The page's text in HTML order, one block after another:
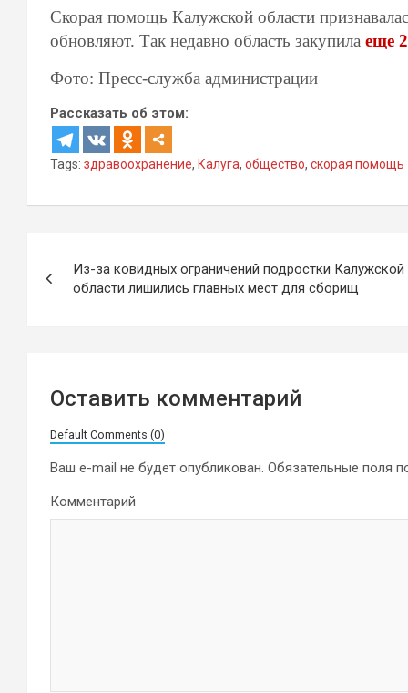
Скорая помощь Калужской области
обновляют. Так недавно область закупила еще
Фото: Пресс-служба администрации
Рассказать об этом:
Tags: здравоохранение, Калуга, общество, скорая помощь
по
записям
Из-за ковидных ограничений подростки Калужской
области лишились главных мест для сборищ
Оставить комментарий
Default Comments (0)
Ваш e-mail не будет опубликован. Обязательные поля
Комментарий